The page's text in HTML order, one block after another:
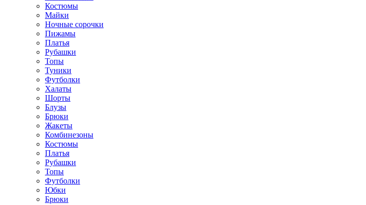
Костюмы
Майки
Ночные сорочки
Пижамы
Платья
Рубашки
Топы
Туники
Футболки
Халаты
Шорты
Блузы
Брюки
Жакеты
Комбинезоны
Костюмы
Платья
Рубашки
Топы
Футболки
Юбки
Брюки